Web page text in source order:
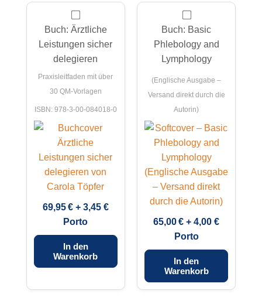
Buch: Ärztliche
Leistungen sicher
delegieren
Praxisleitfaden mit über
30 QM-Vorlagen
ISBN: 978-3-00-084018-0
69,95 € + 3,45 €
Porto
In den
Warenkorb
Buch: Basic
Phlebology and
Lymphology
(Englische Ausgabe –
Versand direkt durch die
Autorin)
65,00 € + 4,00 €
Porto
In den
Warenkorb